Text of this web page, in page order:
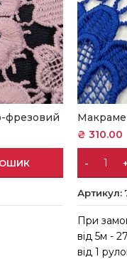
фрезовий
Макраме
₴ 310.00
Артикул:
При
від 5м -
від 1